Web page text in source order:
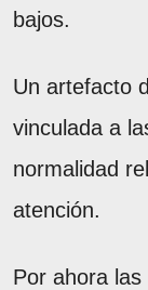
bajos.
Un artefacto
vinculada a
normalidad
atención.
Por ahora